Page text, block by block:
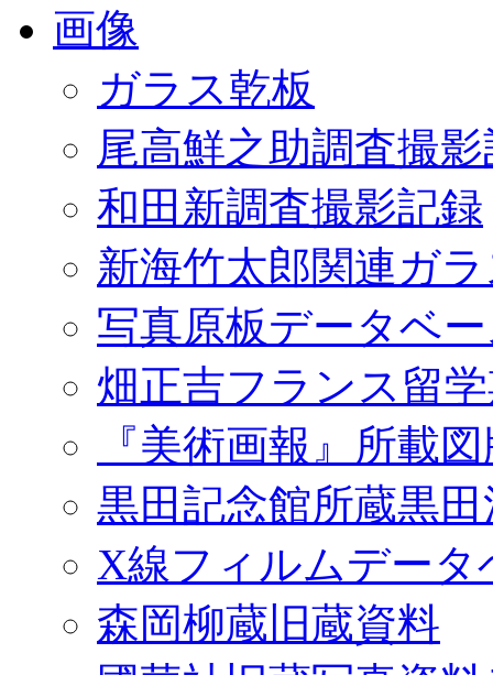
画像
ガラス乾板
尾高鮮之助調査撮
和田新調査撮影記録
新海竹太郎関連ガ
写真原板データベ
畑正吉フランス留
『美術画報』所載
黒田記念館所蔵黒
X線フィルムデータ
森岡柳蔵旧蔵資料